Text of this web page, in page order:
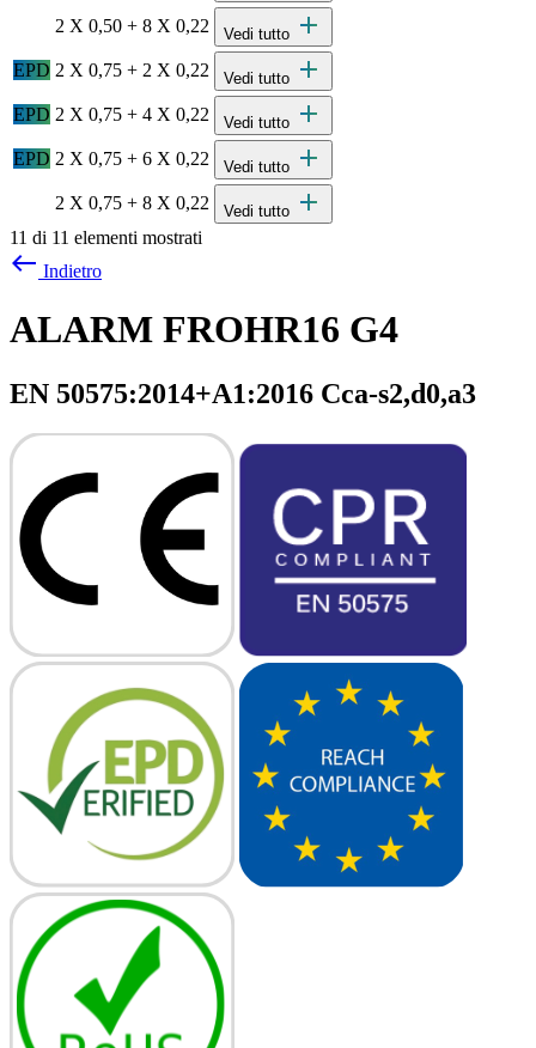
2 X 0,50 + 8 X 0,22 Vedi tutto add
EPD 2 X 0,75 + 2 X 0,22 Vedi tutto add
EPD 2 X 0,75 + 4 X 0,22 Vedi tutto add
EPD 2 X 0,75 + 6 X 0,22 Vedi tutto add
2 X 0,75 + 8 X 0,22 Vedi tutto add
11 di 11 elementi mostrati
west Indietro
ALARM FROHR16 G4
EN 50575:2014+A1:2016 Cca-s2,d0,a3